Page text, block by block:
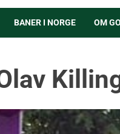
BANER I NORGE OM